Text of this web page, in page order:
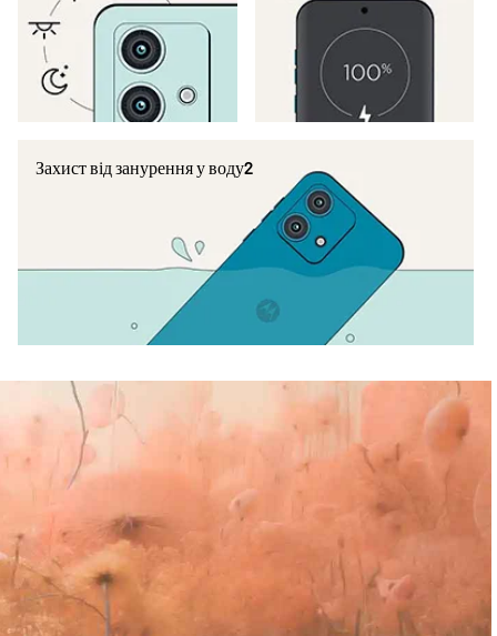
Захист від занурення у воду2